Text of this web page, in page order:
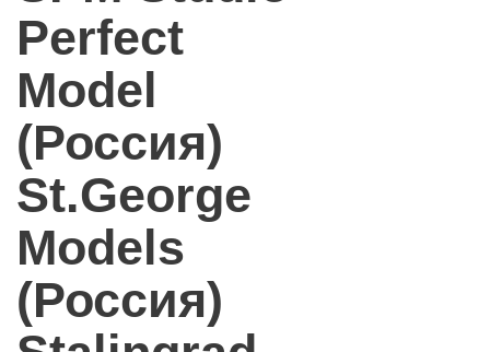
Perfect
Model
(Россия)
St.George
Models
(Россия)